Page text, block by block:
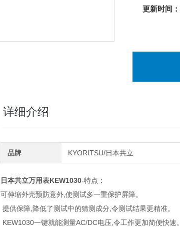
更新时间：
详细介绍
品牌 KYORITSU/日本共立
日本共立万用表KEW1030-特点：
可伸缩外壳预防意外,使测试多一重保护屏障。
提供保障,降低了测试中的猜测成分,令测试结果更精准。
KEW1030一键就能测量AC/DC电压,令工作更加简便快速。